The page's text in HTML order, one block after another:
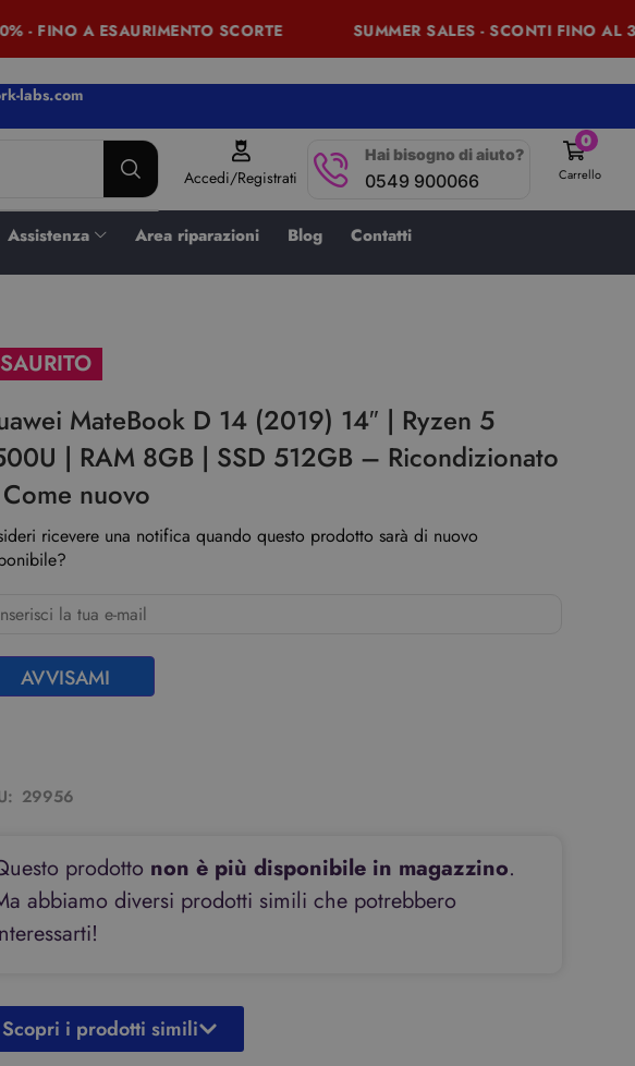
FINO A ESAURIMENTO SCORTE SUMMER SALES - SCONTI FINO AL
labs.com
Accedi/Registrati
Hai bisogno di aiuto?
0549 900066
0
Carrello
Assistenza Area riparazioni Blog Contatti
MateBook D 14 (2019) 14″ | Ryzen 5
| RAM 8GB | SSD 512GB – Ricondizionato
nuovo
ricevere una notifica quando questo prodotto sarà di nuovo
AVVISAMI
29956
prodotto non è più disponibile in magazzino.
abbiamo diversi prodotti simili che potrebbero
Scopri i prodotti simili